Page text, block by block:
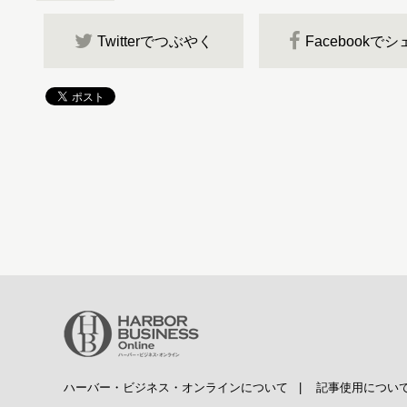
Twitterでつぶやく Facebookでシ
ハーバー・ビジネス・オンラインについて 記事使用につい